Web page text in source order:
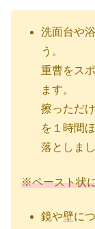
洗面台や
う。
重曹をス
ます。
擦っただ
を１時間
落としまし
※ペースト状
鏡や壁に